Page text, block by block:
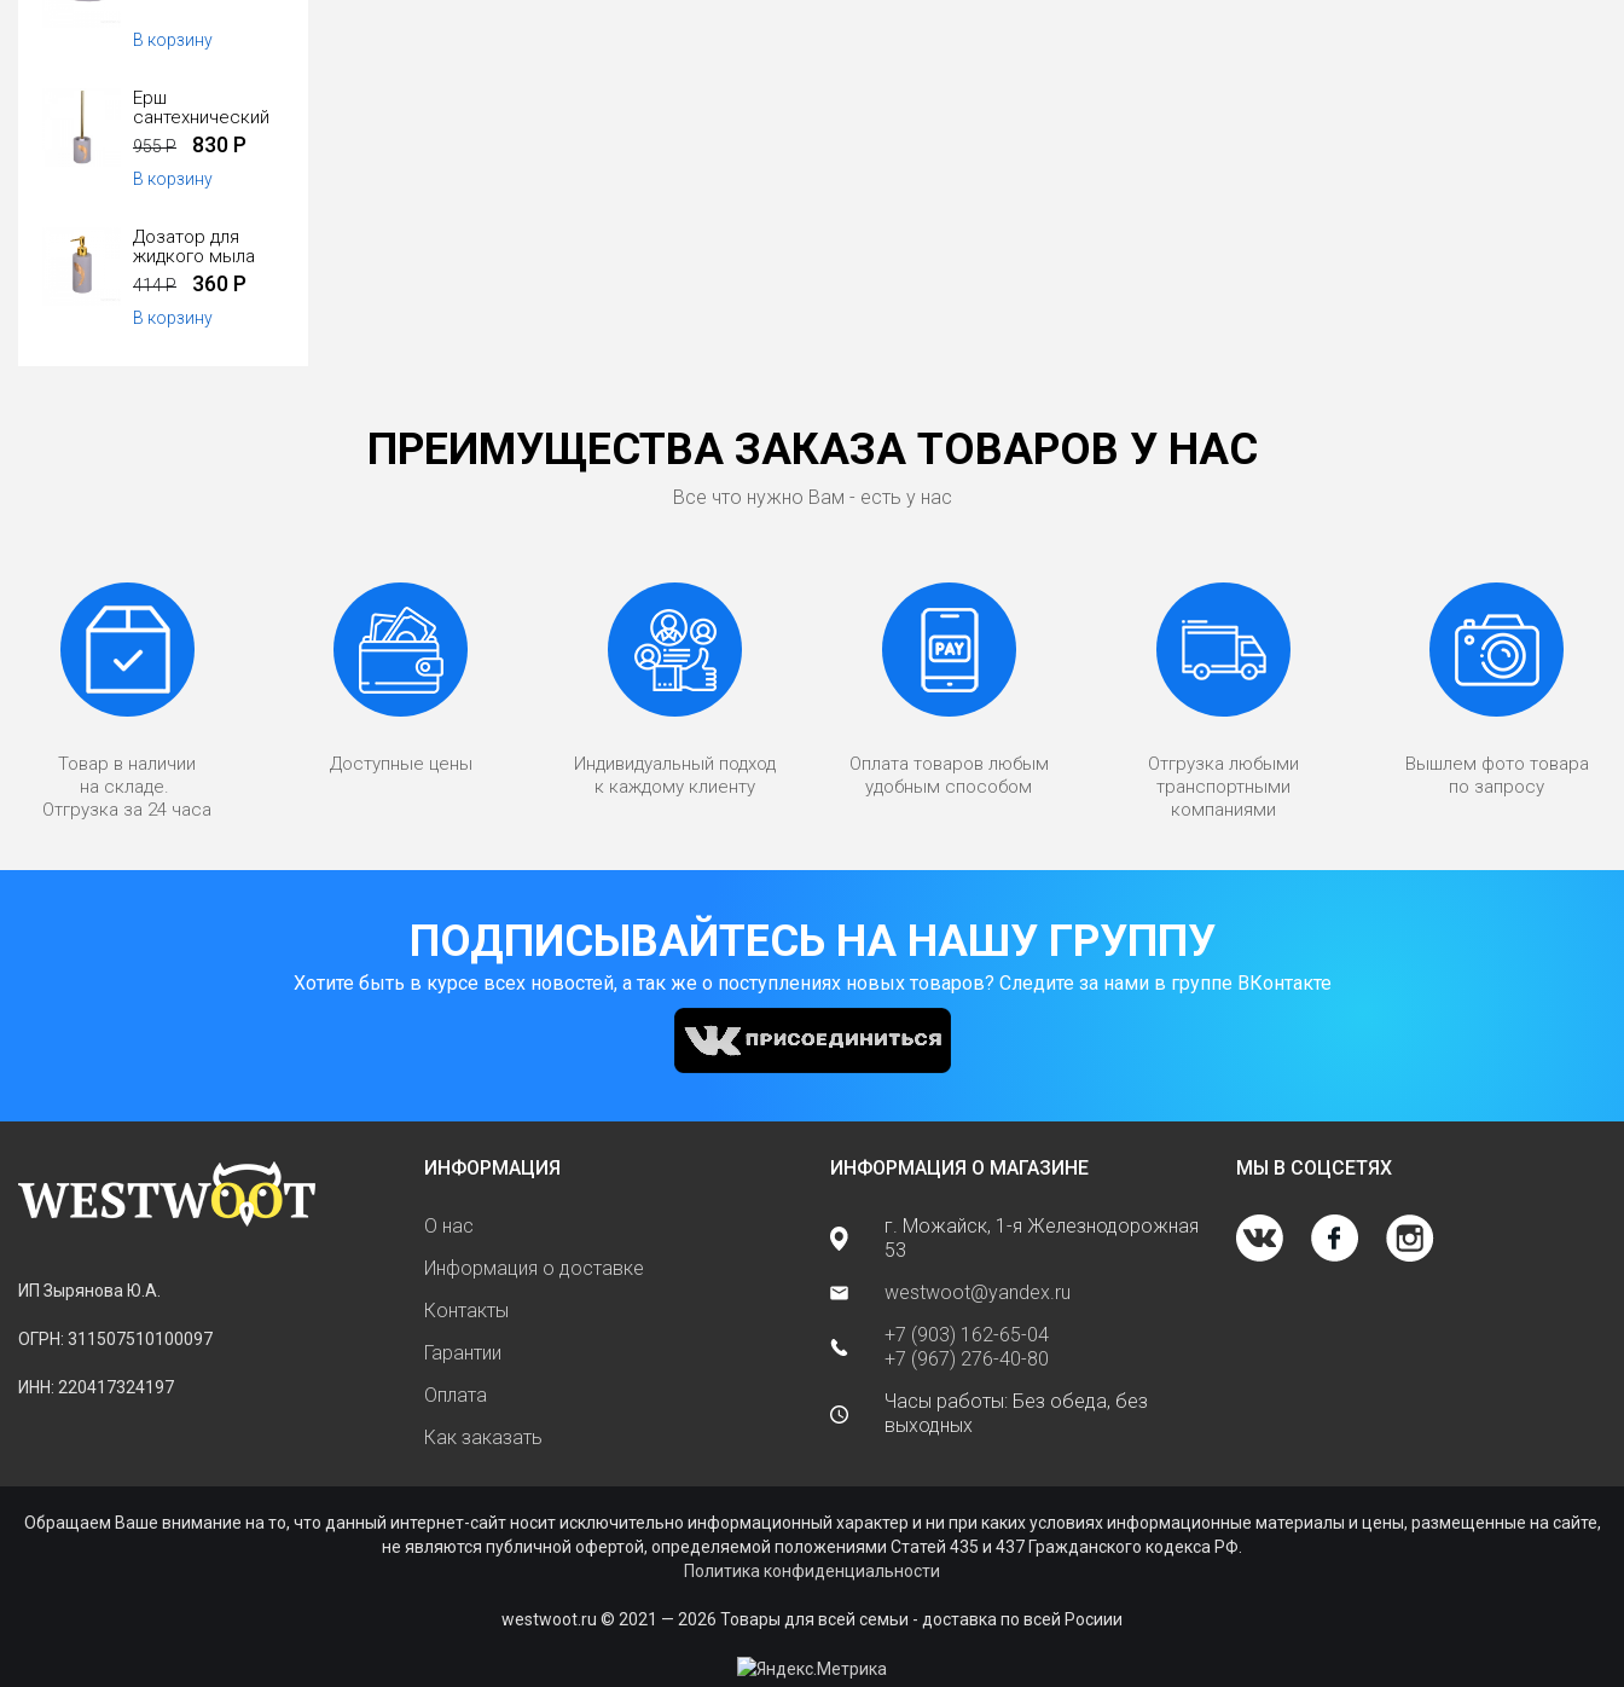
В корзину
Ерш
сантехнический
955 Р 830 Р
В корзину
Дозатор для
жидкого мыла
414 Р 360 Р
В корзину
ПРЕИМУЩЕСТВА ЗАКАЗА ТОВАРОВ У НАС
Все что нужно Вам - есть у нас
Товар в наличии
на складе.
Отгрузка за 24 часа
Доступные цены
Индивидуальный подход
к каждому клиенту
Оплата товаров любым
удобным способом
Отгрузка любыми
транспортными
компаниями
Вышлем фото товара
по запросу
ПОДПИСЫВАЙТЕСЬ НА НАШУ ГРУППУ
Хотите быть в курсе всех новостей, а так же о поступлениях новых товаров? Следите за нами в группе ВКонтакте
ИП Зырянова Ю.А.
ОГРН: 311507510100097
ИНН: 220417324197
ИНФОРМАЦИЯ
О нас
Информация о доставке
Контакты
Гарантии
Оплата
Как заказать
ИНФОРМАЦИЯ О МАГАЗИНЕ
г. Можайск, 1-я Железнодорожная
53
westwoot@yandex.ru
+7 (903) 162-65-04
+7 (967) 276-40-80
Часы работы: Без обеда, без
выходных
МЫ В СОЦСЕТЯХ
Обращаем Ваше внимание на то, что данный интернет-сайт носит исключительно информационный характер и ни при каких условиях информационные материалы и цены, размещенные на сайте,
не являются публичной офертой, определяемой положениями Статей 435 и 437 Гражданского кодекса РФ.
Политика конфиденциальности
westwoot.ru © 2021 — 2026 Товары для всей семьи - доставка по всей Росиии